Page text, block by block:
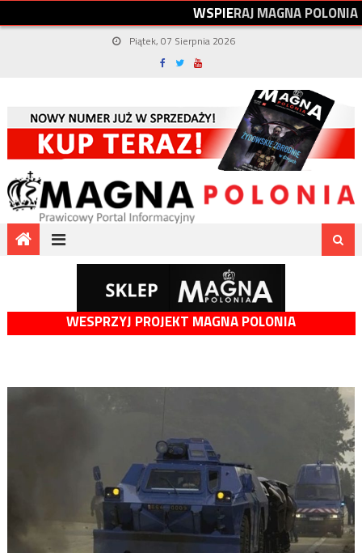
WSPIERAJMAGNAPOLONIA
Piątek, 07 Sierpnia 2026
WESPRZYJ PROJEKT MAGNA POLONIA